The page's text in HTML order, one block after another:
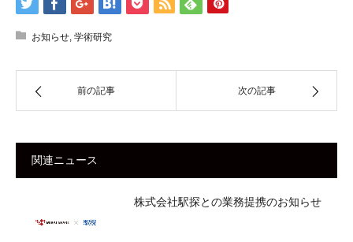
お知らせ 学術研究
前の記事 次の記事
関連ニュース
株式会社駅探との業務提携のお知らせ